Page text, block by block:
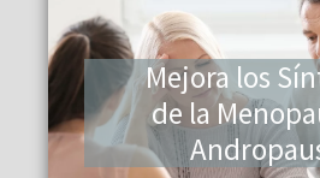
Mejora los
de la